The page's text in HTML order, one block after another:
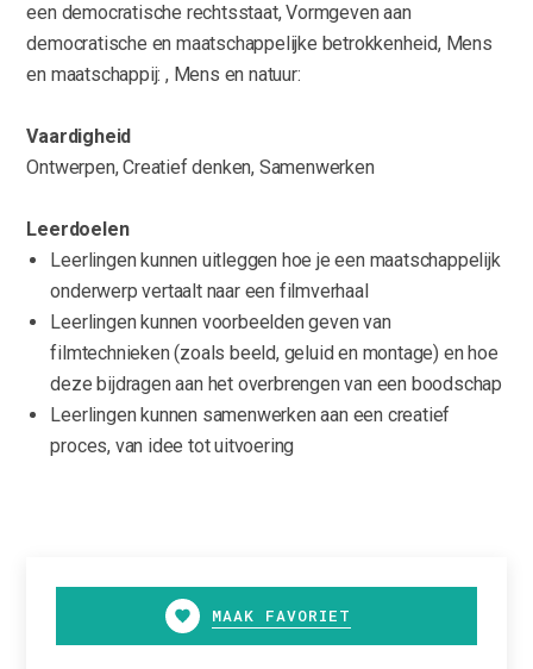
een democratische rechtsstaat, Vormgeven aan
democratische en maatschappelijke betrokkenheid, Mens
en maatschappij: , Mens en natuur:
Vaardigheid
Ontwerpen, Creatief denken, Samenwerken
Leerdoelen
Leerlingen kunnen uitleggen hoe je een maatschappelijk
onderwerp vertaalt naar een filmverhaal
Leerlingen kunnen voorbeelden geven van
filmtechnieken (zoals beeld, geluid en montage) en hoe
deze bijdragen aan het overbrengen van een boodschap
Leerlingen kunnen samenwerken aan een creatief
proces, van idee tot uitvoering
MAAK FAVORIET